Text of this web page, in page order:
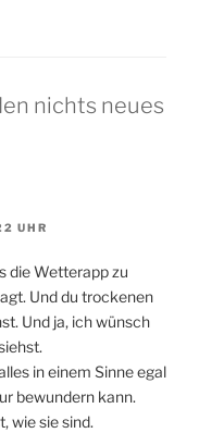
nichts neues
UHR
die Wetterapp zu
Und du trockenen
Und ja, ich wünsch
in einem Sinne egal
bewundern kann.
wie sie sind.